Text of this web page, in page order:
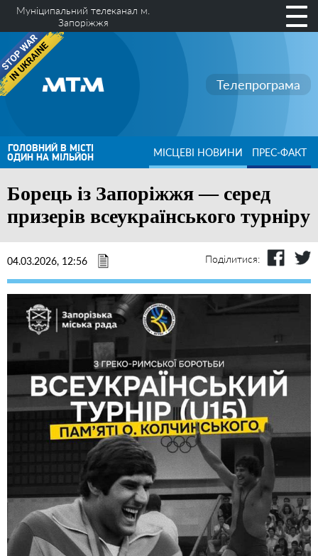
Муніципальний телеканал м.
Запоріжжя
Телепрограма
ГОЛОВНИЙ В МІСТІ
ОДИН НА МІЛЬЙОН МІСЦЕВІ НОВИНИ ПРЕС-ФАКТ
Борець із Запоріжжя — серед
призерів всеукраїнського турніру
04.03.2026, 12:56 Поділитися: